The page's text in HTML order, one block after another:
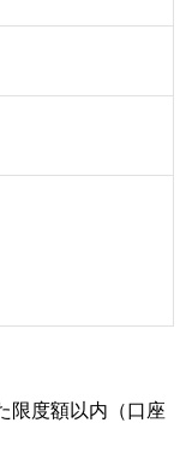
限度額以内（口座